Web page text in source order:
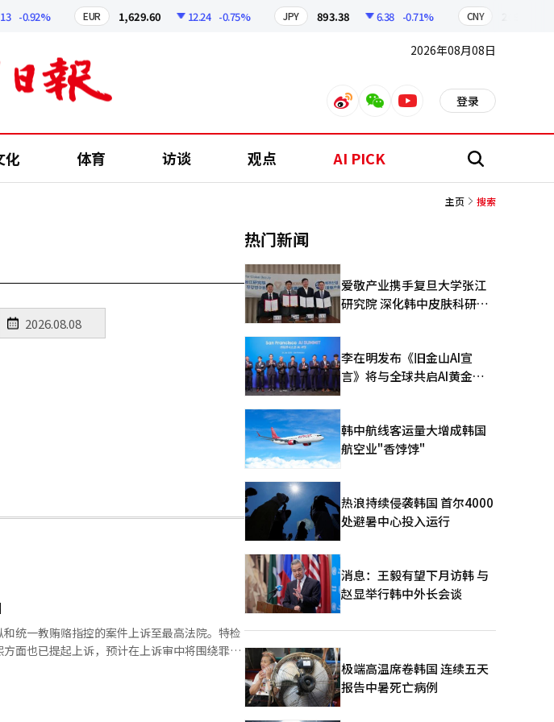
-0.92% EUR 1,629.60 12.24 -0.75% JPY 893.38 6.38 -0.71% CNY
2026年08月08日
weiboweixinyoutube 登录
化 体育 访谈 观点 AI PICK 搜
主页 搜索
统一教贿赂指控的案件上诉至最高法院。特检
面也已提起上诉，预计在上诉审中将围绕罪与
建熙二审的首尔高等法院刑事15-2部（申宗
热门新闻
爱敬产业携手复旦大学张江
研究院 深化韩中皮肤科研合
李在明发布《旧金山AI宣
言》将与全球共启AI黄金时
韩中航线客运量大增成韩国
航空业"香饽饽"
热浪持续侵袭韩国 首尔4000
处避暑中心投入运行
消息：王毅有望下月访韩 与
赵显举行韩中外长会谈
极端高温席卷韩国 连续五天
报告中暑死亡病例